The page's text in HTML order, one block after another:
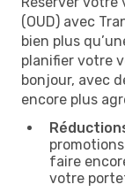
(OUD) avec
bien plus
planifier votre
bonjour, avec
encore plus
faire
votre